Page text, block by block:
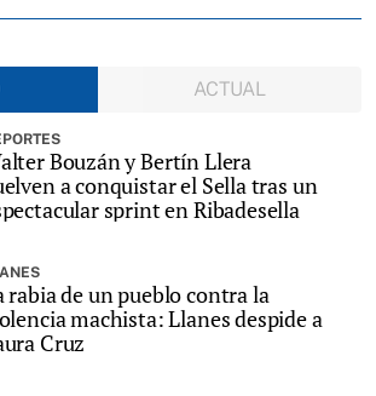
ACTUAL
Bouzán y Bertín Llera
a conquistar el Sella tras un
sprint en Ribadesella
rabia de un pueblo contra la
machista: Llanes despide a
Cruz